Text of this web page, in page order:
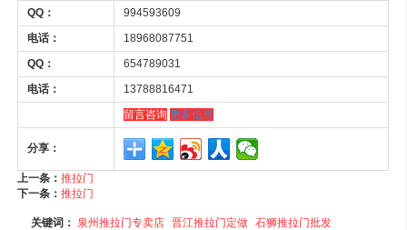
QQ：
994593609
电话：
18968087751
QQ：
654789031
电话：
13788816471
留言咨询 更多信息
分享：
上一条：推拉门
下一条：推拉门
关键词： 泉州推拉门专卖店 晋江推拉门定做 石狮推拉门批发